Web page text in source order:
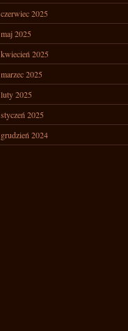
czerwiec 2025
maj 2025
kwiecień 2025
marzec 2025
luty 2025
styczeń 2025
grudzień 2024